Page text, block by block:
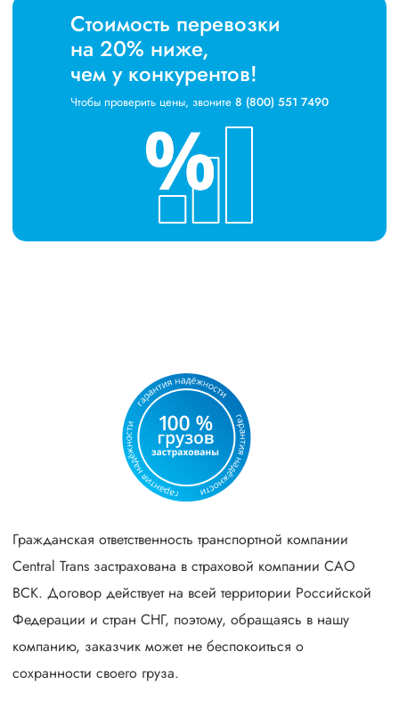
Стоимость перевозки
на 20% ниже,
чем у конкурентов!
Чтобы проверить цены, звоните 8 (800) 551 7490
Гражданская ответственность транспортной компании
Central Trans застрахована в страховой компании САО
ВСК. Договор действует на всей территории Российской
Федерации и стран СНГ, поэтому, обращаясь в нашу
компанию, заказчик может не беспокоиться о
сохранности своего груза.